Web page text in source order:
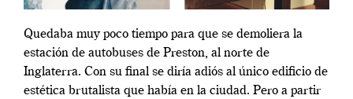
Quedaba muy poco tiempo para que se demoliera la
estación de autobuses de Preston, al norte de
Inglaterra. Con su final se diría adiós al único edificio de
estética brutalista que había en la ciudad. Pero a partir